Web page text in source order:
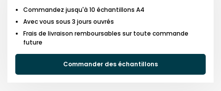
Commandez jusqu'à 10 échantillons A4
Avec vous sous 3 jours ouvrés
Frais de livraison remboursables sur toute commande
future
Commander des échantillons